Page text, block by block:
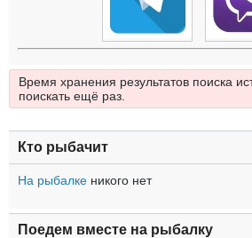
Время хранения результатов поиска
поискать ещё раз.
Кто рыбачит
На рыбалке никого нет
Поедем вместе на рыбалку